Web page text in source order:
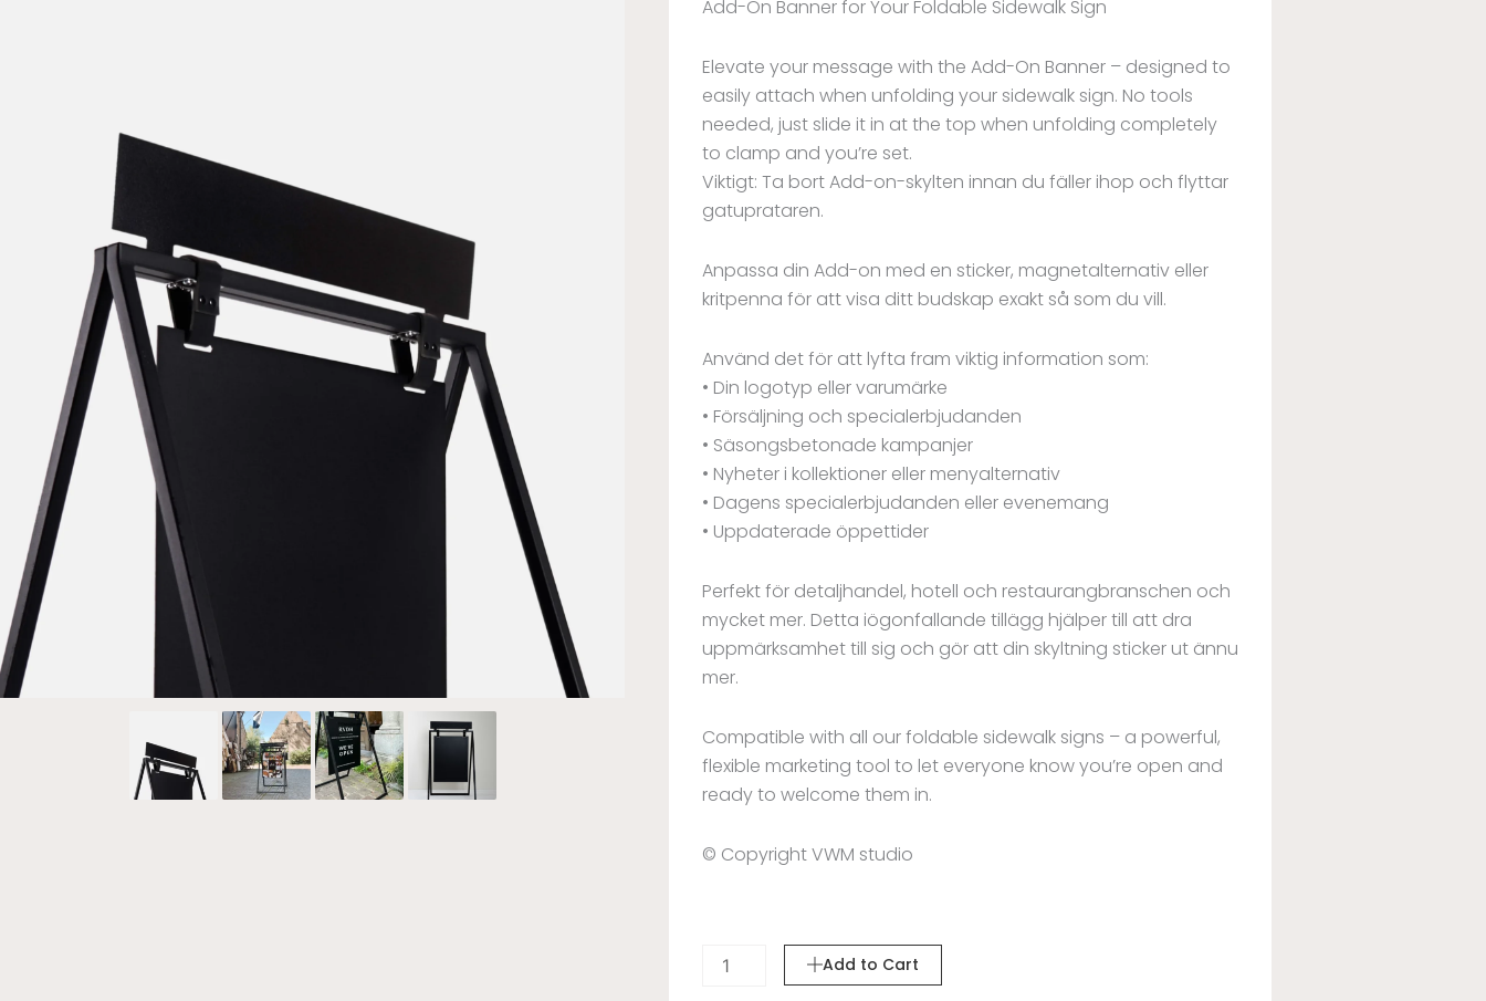
Add-On Banner for Your Foldable Sidewalk Sign
Elevate your message with the Add-On Banner – designed to
easily attach when unfolding your sidewalk sign. No tools
needed, just slide it in at the top when unfolding completely
to clamp and you’re set.
Viktigt: Ta bort Add-on-skylten innan du fäller ihop och flyttar
gatuprataren.
Anpassa din Add-on med en sticker, magnetalternativ eller
kritpenna för att visa ditt budskap exakt så som du vill.
Använd det för att lyfta fram viktig information som:
• Din logotyp eller varumärke
• Försäljning och specialerbjudanden
• Säsongsbetonade kampanjer
• Nyheter i kollektioner eller menyalternativ
• Dagens specialerbjudanden eller evenemang
• Uppdaterade öppettider
Perfekt för detaljhandel, hotell och restaurangbranschen och
mycket mer. Detta iögonfallande tillägg hjälper till att dra
uppmärksamhet till sig och gör att din skyltning sticker ut ännu
mer.
Compatible with all our foldable sidewalk signs – a powerful,
flexible marketing tool to let everyone know you’re open and
ready to welcome them in.
© Copyright VWM studio
ADD
Add to Cart